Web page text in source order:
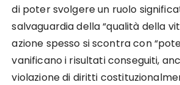
di poter svolgere un ruolo
salvaguardia della “qualità della
azione spesso si scontra con
vanificano i risultati conseguiti,
violazione di diritti